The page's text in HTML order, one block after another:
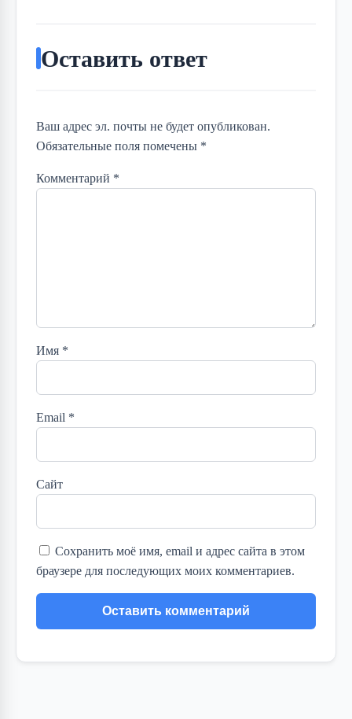
Оставить ответ
Ваш адрес эл. почты не будет опубликован.
Обязательные поля помечены *
Комментарий *
Имя *
Email *
Сайт
Сохранить моё имя, email и адрес сайта в этом
браузере для последующих моих комментариев.